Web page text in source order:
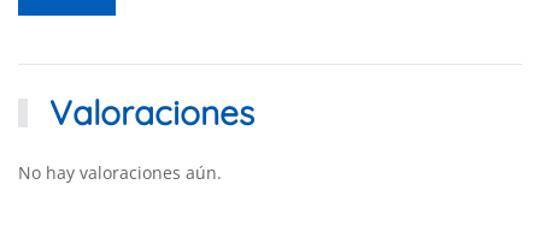
Valoraciones
No hay valoraciones aún.